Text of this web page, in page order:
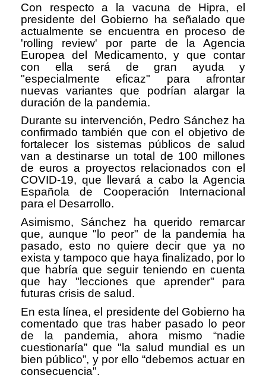
Con respecto a la vacuna de Hipra, el
presidente del Gobierno ha señalado que
actualmente se encuentra en proceso de
'rolling review' por parte de la Agencia
Europea del Medicamento, y que contar
con ella será de gran ayuda y
"especialmente eficaz" para afrontar
nuevas variantes que podrían alargar la
duración de la pandemia.
Durante su intervención, Pedro Sánchez ha
confirmado también que con el objetivo de
fortalecer los sistemas públicos de salud
van a destinarse un total de 100 millones
de euros a proyectos relacionados con el
COVID-19, que llevará a cabo la Agencia
Española de Cooperación Internacional
para el Desarrollo.
Asimismo, Sánchez ha querido remarcar
que, aunque "lo peor" de la pandemia ha
pasado, esto no quiere decir que ya no
exista y tampoco que haya finalizado, por lo
que habría que seguir teniendo en cuenta
que hay "lecciones que aprender" para
futuras crisis de salud.
En esta línea, el presidente del Gobierno ha
comentado que tras haber pasado lo peor
de la pandemia, ahora mismo “nadie
cuestionaría” que "la salud mundial es un
bien público”, y por ello “debemos actuar en
consecuencia".